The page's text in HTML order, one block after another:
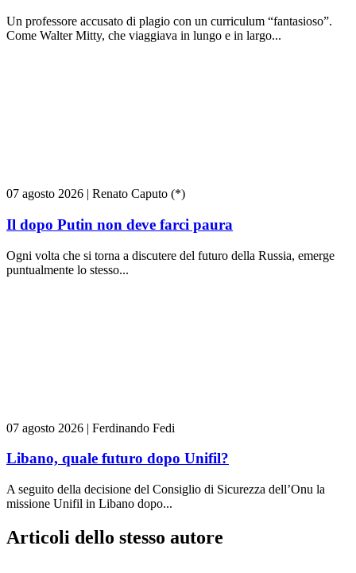
Un professore accusato di plagio con un curriculum “fantasioso”.
Come Walter Mitty, che viaggiava in lungo e in largo...
07 agosto 2026 | Renato Caputo (*)
Il dopo Putin non deve farci paura
Ogni volta che si torna a discutere del futuro della Russia, emerge
puntualmente lo stesso...
07 agosto 2026 | Ferdinando Fedi
Libano, quale futuro dopo Unifil?
A seguito della decisione del Consiglio di Sicurezza dell’Onu la
missione Unifil in Libano dopo...
Articoli dello stesso autore